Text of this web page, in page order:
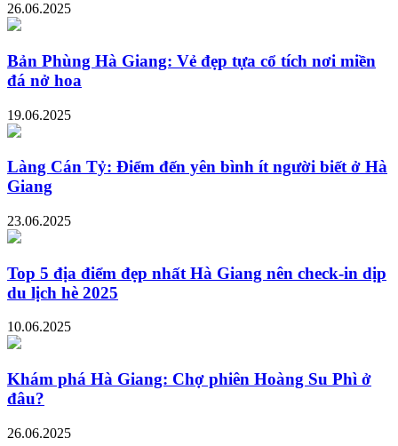
26.06.2025
Bản Phùng Hà Giang: Vẻ đẹp tựa cổ tích nơi miền
đá nở hoa
19.06.2025
Làng Cán Tỷ: Điểm đến yên bình ít người biết ở Hà
Giang
23.06.2025
Top 5 địa điểm đẹp nhất Hà Giang nên check-in dịp
du lịch hè 2025
10.06.2025
Khám phá Hà Giang: Chợ phiên Hoàng Su Phì ở
đâu?
26.06.2025